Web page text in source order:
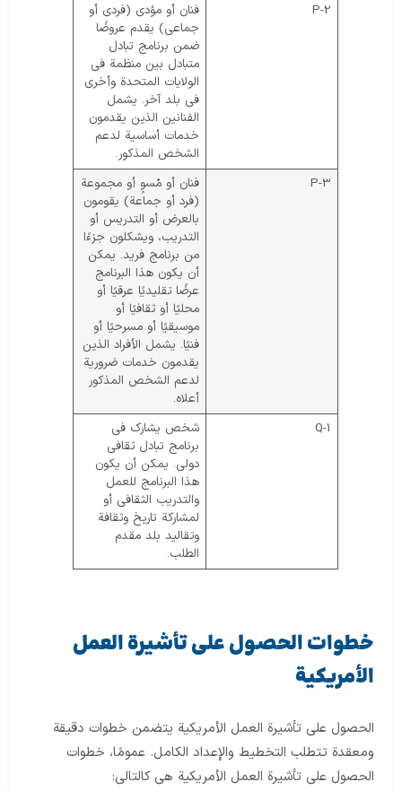
P-2
فنان أو مؤدي (فردي أو
جماعي) يقدم عروضًا
ضمن برنامج تبادل
متبادل بين منظمة في
الولايات المتحدة وأخرى
في بلد آخر. يشمل
الفنانين الذين يقدمون
خدمات أساسية لدعم
الشخص المذكور.
P-3
فنان أو مُسوٍ أو مجموعة
(فرد أو جماعة) يقومون
بالعرض أو التدريس أو
التدريب، ويشكلون جزءًا
من برنامج فريد. يمكن
أن يكون هذا البرنامج
عرضًا تقليديًا عرقيًا أو
محليًا أو ثقافيًا أو
موسيقيًا أو مسرحيًا أو
فنيًا. يشمل الأفراد الذين
يقدمون خدمات ضرورية
لدعم الشخص المذكور
أعلاه.
Q-1
شخص يشارك في
برنامج تبادل ثقافي
دولي. يمكن أن يكون
هذا البرنامج للعمل
والتدريب الثقافي أو
لمشاركة تاريخ وثقافة
وتقاليد بلد مقدم
الطلب.
خطوات الحصول على تأشيرة العمل
الأمريكية
الحصول على تأشيرة العمل الأمريكية يتضمن خطوات دقيقة
ومعقدة تتطلب التخطيط والإعداد الكامل. عمومًا، خطوات
الحصول على تأشيرة العمل الأمريكية هي كالتالي: